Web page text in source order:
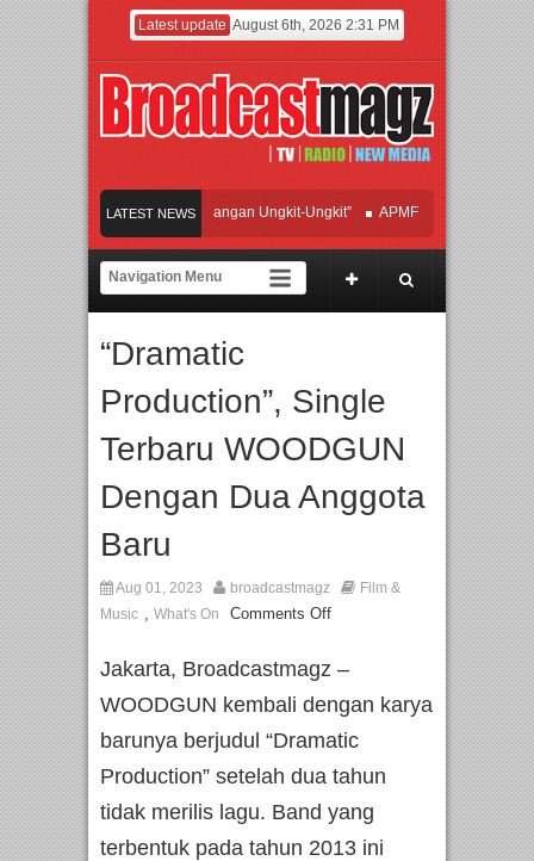
Latest update August 6th, 2026 2:31 PM
LATEST NEWS
Hipdut Modern “Jangan Ungkit-Ungkit” APMF 2026 Dorong Industri
Perpaduan Warisan Dan Semangat Lokal, BIRKENSTOCK INDONESIA
Orchestra Presents The Beatles & Queen – feat. Marcello Tahitoe dan Sandhy
“Dramatic
Production”, Single
Terbaru WOODGUN
Dengan Dua Anggota
Baru
Aug 01, 2023 broadcastmagz
Film &
Music , What's On Comments Off
Jakarta, Broadcastmagz –
WOODGUN kembali dengan karya
barunya berjudul “Dramatic
Production” setelah dua tahun
tidak merilis lagu. Band yang
terbentuk pada tahun 2013 ini